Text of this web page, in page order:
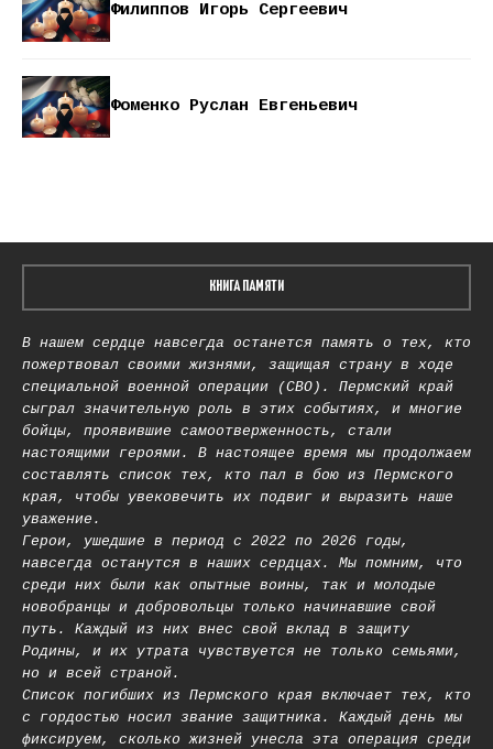
Филиппов Игорь Сергеевич
Фоменко Руслан Евгеньевич
КНИГА ПАМЯТИ
В нашем сердце навсегда останется память о тех, кто
пожертвовал своими жизнями, защищая страну в ходе
специальной военной операции (СВО). Пермский край
сыграл значительную роль в этих событиях, и многие
бойцы, проявившие самоотверженность, стали
настоящими героями. В настоящее время мы продолжаем
составлять список тех, кто пал в бою из Пермского
края, чтобы увековечить их подвиг и выразить наше
уважение.
Герои, ушедшие в период с 2022 по 2026 годы,
навсегда останутся в наших сердцах. Мы помним, что
среди них были как опытные воины, так и молодые
новобранцы и добровольцы только начинавшие свой
путь. Каждый из них внес свой вклад в защиту
Родины, и их утрата чувствуется не только семьями,
но и всей страной.
Список погибших из Пермского края включает тех, кто
с гордостью носил звание защитника. Каждый день мы
фиксируем, сколько жизней унесла эта операция среди